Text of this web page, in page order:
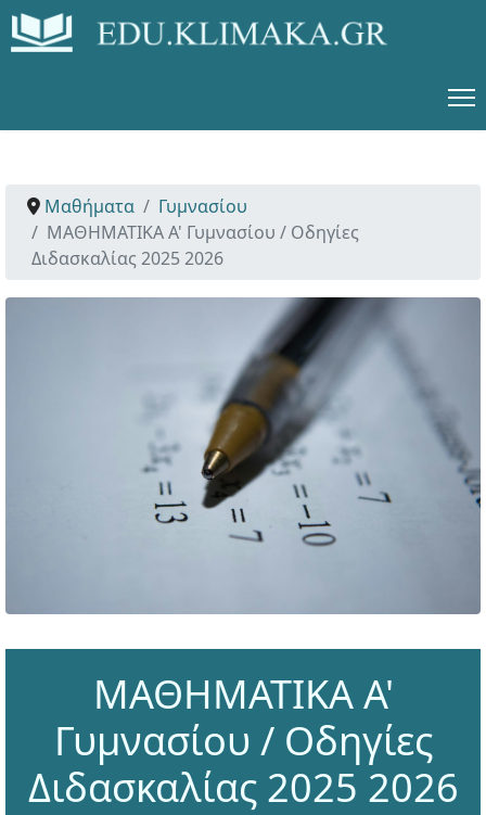
Μαθήματα
Γυμνασίου
ΜΑΘΗΜΑΤΙΚΑ Α' Γυμνασίου / Οδηγίες
Διδασκαλίας 2025 2026
ΜΑΘΗΜΑΤΙΚΑ Α'
Γυμνασίου / Οδηγίες
Διδασκαλίας 2025 2026